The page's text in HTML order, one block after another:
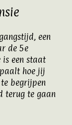
een
de 5e
is een staat
hoe jij
begrijpen
terug te gaan